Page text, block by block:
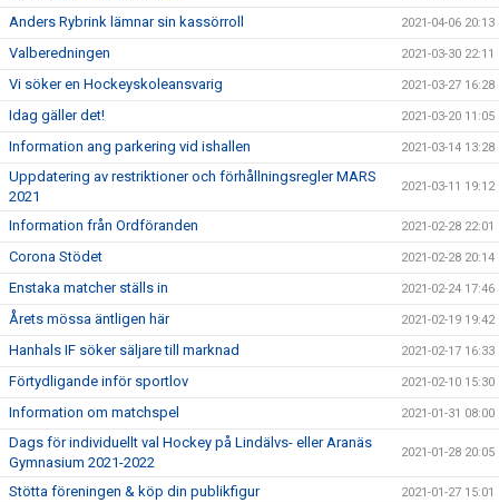
Anders Rybrink lämnar sin kassörroll 2021-04-06 20:13
Valberedningen 2021-03-30 22:11
Vi söker en Hockeyskoleansvarig 2021-03-27 16:28
Idag gäller det! 2021-03-20 11:05
Information ang parkering vid ishallen 2021-03-14 13:28
Uppdatering av restriktioner och förhållningsregler MARS
2021
2021-03-11 19:12
Information från Ordföranden 2021-02-28 22:01
Corona Stödet 2021-02-28 20:14
Enstaka matcher ställs in 2021-02-24 17:46
Årets mössa äntligen här 2021-02-19 19:42
Hanhals IF söker säljare till marknad 2021-02-17 16:33
Förtydligande inför sportlov 2021-02-10 15:30
Information om matchspel 2021-01-31 08:00
Dags för individuellt val Hockey på Lindälvs- eller Aranäs
Gymnasium 2021-2022
2021-01-28 20:05
Stötta föreningen & köp din publikfigur 2021-01-27 15:01